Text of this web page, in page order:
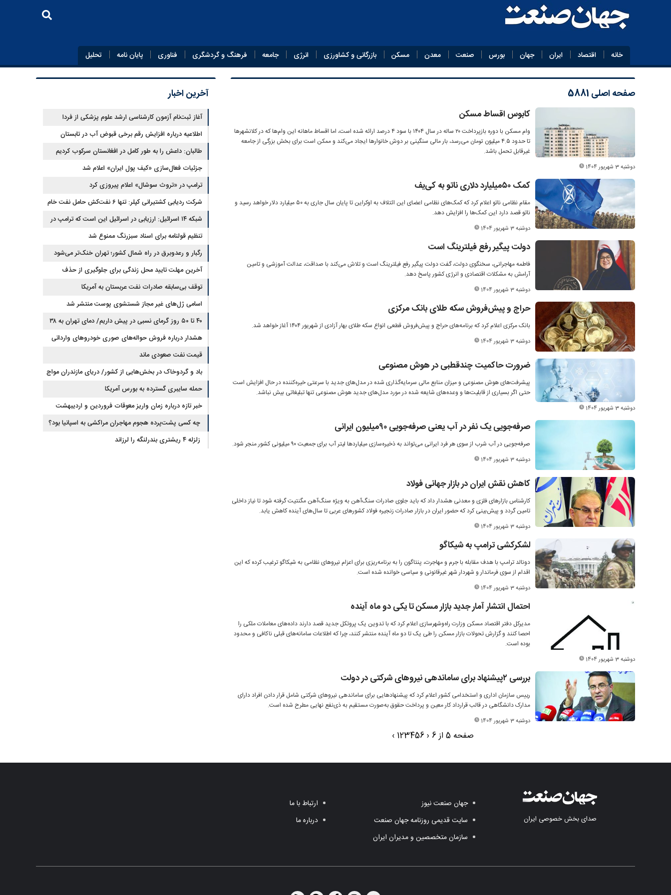
خانه اقتصاد ایران جهان بورس صنعت معدن مسکن بازرگانی و کشاورزی انرژی جامعه فرهنگ و گردشگری فناوری پایان‌ نامه تحلیل
صفحه اصلی 5881
کابوس اقساط مسکن
وام مسکن با دوره بازپرداخت ۲۰ ساله در سال ۱۴۰۴ با سود ۴ درصد ارائه شده است، اما اقساط ماهانه این وام‌ها که در کلانشهرها
تا حدود ۴.۵ میلیون تومان می‌رسد، بار مالی سنگینی بر دوش خانوارها ایجاد می‌کند و ممکن است برای بخش بزرگی از جامعه
غیرقابل تحمل باشد.
دوشنبه 3 شهریور 1404
کمک ۵۰‌میلیارد دلاری ناتو به کی‌یف
مقام نظامی ناتو اعلام کرد که کمک‌های نظامی اعضای این ائتلاف به اوکراین تا پایان سال جاری به ۵۰ میلیارد دلار خواهد رسید و
ناتو قصد دارد این کمک‌ها را افزایش دهد.
دوشنبه 3 شهریور 1404
دولت پیگیر رفع فیلترینگ است
فاطمه مهاجرانی، سخنگوی دولت، گفت دولت پیگیر رفع فیلترینگ است و تلاش می‌کند با صداقت، عدالت آموزشی و تامین
آرامش به مشکلات اقتصادی و انرژی کشور پاسخ دهد.
دوشنبه 3 شهریور 1404
حراج و پیش‌فروش سکه طلای بانک مرکزی
بانک مرکزی اعلام کرد که برنامه‌های حراج و پیش‌فروش قطعی انواع سکه طلای بهار آزادی از شهریور ۱۴۰۴ آغاز خواهد شد.
دوشنبه 3 شهریور 1404
ضرورت حاکمیت چندقطبی در هوش مصنوعی
پیشرفت‌های هوش مصنوعی و میزان منابع مالی سرمایه‌گذاری ‌شده در مدل‌های جدید با سرعتی خیره‌کننده در حال افزایش است
حتی اگر بسیاری از قابلیت‌ها و وعده‌های شایعه ‌شده در مورد مدل‌های جدید هوش مصنوعی تنها تبلیغاتی بیش نباشد.
دوشنبه 3 شهریور 1404
صرفه‌جویی یک نفر در آب یعنی صرفه‌جویی ۹۰‌میلیون ایرانی
صرفه‌جویی در آب شرب از سوی هر فرد ایرانی می‌تواند به ذخیره‌سازی میلیاردها لیتر آب برای جمعیت ۹۰ میلیونی کشور منجر شود.
دوشنبه 3 شهریور 1404
کاهش نقش ایران در بازار جهانی فولاد
کارشناس بازارهای فلزی و معدنی هشدار داد که باید جلوی صادرات سنگ‌آهن به ویژه سنگ‌آهن مگنتیت گرفته شود تا نیاز داخلی
تامین گردد و پیش‌بینی کرد که حضور ایران در بازار صادرات زنجیره فولاد کشورهای عربی تا سال‌های آینده کاهش یابد.
دوشنبه 3 شهریور 1404
لشکرکشی ترامپ به شیکاگو
دونالد ترامپ با هدف مقابله با جرم و مهاجرت، پنتاگون را به برنامه‌ریزی برای اعزام نیروهای نظامی به شیکاگو ترغیب کرده که این
اقدام از سوی فرماندار و شهردار شهر غیرقانونی و سیاسی خوانده شده است.
دوشنبه 3 شهریور 1404
احتمال انتشار آمار جدید بازار مسکن تا یکی دو ماه آینده
مدیرکل دفتر اقتصاد مسکن وزارت راه‌وشهرسازی اعلام کرد که با تدوین یک پروتکل جدید قصد دارند داده‌های معاملات ملکی را
احصا کنند و گزارش تحولات بازار مسکن را طی یک تا دو ماه آینده منتشر کنند، چرا که اطلاعات سامانه‌های قبلی ناکافی و محدود
بوده است.
دوشنبه 3 شهریور 1404
بررسی ۲پیشنهاد برای ساماندهی نیروهای شرکتی در دولت
رییس سازمان اداری و استخدامی کشور اعلام کرد که پیشنهادهایی برای ساماندهی نیروهای شرکتی شامل قرار دادن افراد دارای
مدارک دانشگاهی در قالب قرارداد کار معین و پرداخت حقوق به‌صورت مستقیم به ذی‌نفع نهایی مطرح شده است.
دوشنبه 3 شهریور 1404
صفحه 5 از 6 ‹
123456
›
آخرین اخبار
آغاز ثبت‌نام‌ آزمون کارشناسی ارشد علوم پزشکی از فردا
اطلاعیه درباره افزایش رقم برخی قبوض آب در تابستان
طالبان: داعش را به طور کامل در افغانستان سرکوب کردیم
جزئیات فعال‌سازی «کیف پول ایران» اعلام شد
ترامپ در «تروث سوشال» اعلام پیروزی کرد
شرکت ردیابی کشتیرانی کپلر: تنها ۶ نفت‌کش حامل نفت خام
این هفته از تنگه هرمز خارج شدند
شبکه ۱۴ اسرائیل: ارزیابی در اسرائیل این است که ترامپ در
مسیر توافق با ایران قرار دارد
تنظیم قولنامه برای اسناد سبزرنگ ممنوع شد
رگبار و رعدوبرق در راه شمال کشور؛ تهران خنک‌تر می‌شود
آخرین مهلت تایید محل زندگی برای جلوگیری از حذف
کالابرگ اعلام شد
توقف بی‌سابقه صادرات نفت عربستان به آمریکا
اسامی ژل‌های غیر مجاز شستشوی پوست منتشر شد
۴۰ تا ۵۰ روز گرمای نسبی در پیش داریم/ دمای تهران به ۳۸
درجه می‌رسد
هشدار درباره فروش حواله‌های صوری خودروهای وارداتی
قیمت نفت صعودی ماند
باد و گردوخاک در بخش‌هایی از کشور/ دریای مازندران مواج
است
حمله سایبری گسترده به بورس آمریکا
خبر تازه درباره زمان واریز معوقات فروردین و اردیبهشت
بازنشستگان تامین اجتماعی
چه کسی پشت‌پرده هجوم مهاجران مراکشی به اسپانیا بود؟
زلزله ۴ ریشتری بندرلنگه را لرزاند
صدای بخش خصوصی ایران
جهان صنعت نیوز
سایت قدیمی روزنامه جهان صنعت
سازمان متخصصین و مدیران ایران
ارتباط با ما
درباره ما